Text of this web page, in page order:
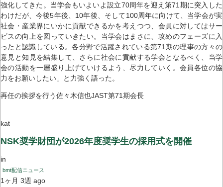
強化してきた。当学会もいよいよ設立70周年を迎え第71期に突入した
わけだが、今後5年後、10年後、そして100周年に向けて、当学会が実
社会・産業界にいかに貢献できるかを考えつつ、会員に対してはサー
ビスの向上を図っていきたい。当学会はまさに、攻めのフェーズに入
ったと認識している。各分野で活躍されている第71期の理事の方々の
意見と知見を結集して、さらに社会に貢献する学会となるべく、当学
会の活動を一層盛り上げていけるよう、尽力していく。会員各位の協
力をお願いしたい」と力強く語った。
再任の挨拶を行う佐々木信也JAST第71期会長
kat
NSK奨学財団が2026年度奨学生の採用式を開催
in
bmt配信ニュース
1ヶ月 3週 ago